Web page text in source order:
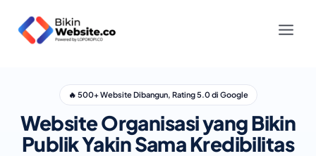
content
🔥 500+ Website Dibangun, Rating 5.0 di Google
Website Organisasi yang Bikin
Publik Yakin Sama Kredibilitas